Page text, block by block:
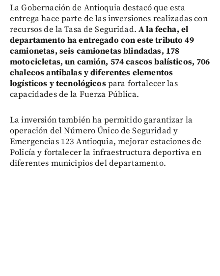
La Gobernación de Antioquia destacó que esta
entrega hace parte de las inversiones realizadas con
recursos de la Tasa de Seguridad.A la fecha, el
departamento ha entregado con este tributo 49
camionetas, seis camionetas blindadas, 178
motocicletas, un camión, 574 cascos balísticos, 706
chalecos antibalas y diferentes elementos
logísticos y tecnológicospara fortalecer las
capacidades de la Fuerza Pública.
La inversión también ha permitido garantizar la
operación del Número Único de Seguridad y
Emergencias 123 Antioquia, mejorar estaciones de
Policía y fortalecer la infraestructura deportiva en
diferentes municipios del departamento.